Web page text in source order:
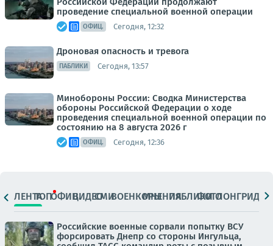
проведение специальной военной операции
ОФИЦ. Сегодня, 12:32
Дроновая опасность и тревога
ПАБЛИКИ Сегодня, 13:57
Минобороны России: Сводка Министерства
обороны Российской Федерации о ходе
проведения специальной военной операции по
состоянию на 8 августа 2026 г
ОФИЦ. Сегодня, 12:36
ЛЕНТАТОПОФИЦ.ВИДЕОСМИВОЕНКОРЫМНЕНИЯПАБЛИКИ
ФОТОЛОНГРИДЫ
Российские военные сорвали попытку ВСУ
форсировать Днепр со стороны Ингульца,